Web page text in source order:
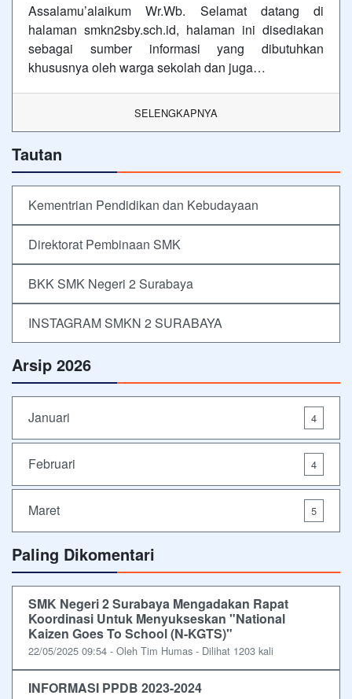
Assalamu’alaikum Wr.Wb. Selamat datang di
halaman smkn2sby.sch.id, halaman ini disediakan
sebagai sumber informasi yang dibutuhkan
khususnya oleh warga sekolah dan juga…
SELENGKAPNYA
Tautan
Kementrian Pendidikan dan Kebudayaan
Direktorat Pembinaan SMK
BKK SMK Negeri 2 Surabaya
INSTAGRAM SMKN 2 SURABAYA
Arsip 2026
Januari 4
Februari 4
Maret 5
Paling Dikomentari
SMK Negeri 2 Surabaya Mengadakan Rapat
Koordinasi Untuk Menyukseskan "National
Kaizen Goes To School (N-KGTS)"
22/05/2025 09:54 - Oleh Tim Humas - Dilihat 1203 kali
INFORMASI PPDB 2023-2024